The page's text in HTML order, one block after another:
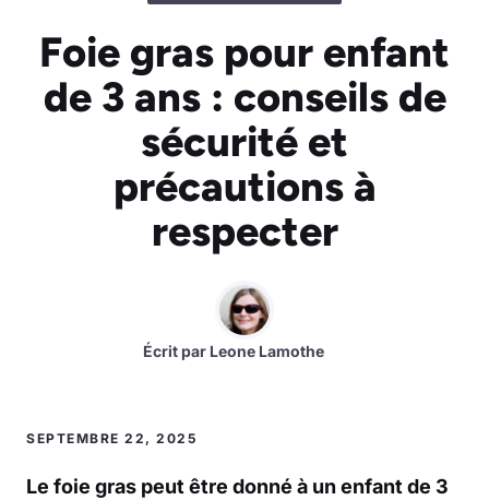
Foie gras pour enfant
de 3 ans : conseils de
sécurité et
précautions à
respecter
Écrit par Leone Lamothe
SEPTEMBRE 22, 2025
Le foie gras peut être donné à un enfant de 3